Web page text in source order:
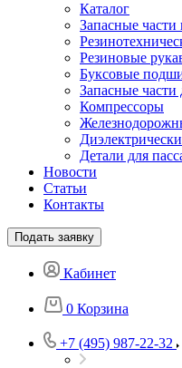
Каталог
Запасные
Резиновые
Буксовые
Запасные части
Компрессоры
Детали для
Новости
Статьи
Контакты
Подать заявку
Кабинет
0 Корзина
+7 (495) 987-22-32